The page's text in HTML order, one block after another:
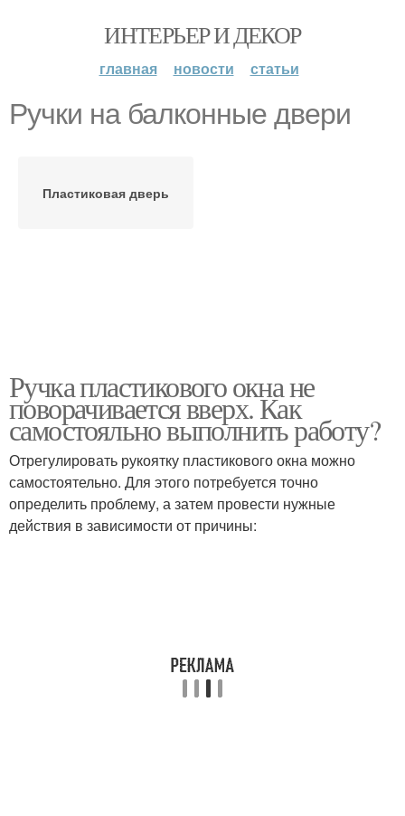
ИНТЕРЬЕР И ДЕКОР
главная новости статьи
Ручки на балконные двери
Пластиковая дверь
Ручка пластикового окна не
поворачивается вверх. Как
самостояльно выполнить работу?
Отрегулировать рукоятку пластикового окна можно
самостоятельно. Для этого потребуется точно
определить проблему, а затем провести нужные
действия в зависимости от причины: